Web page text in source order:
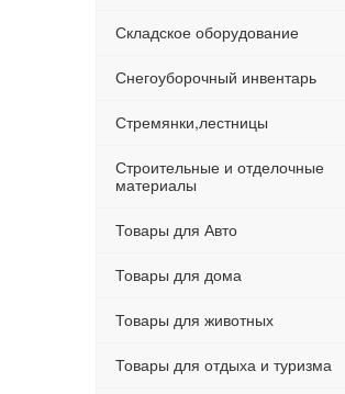
Складское оборудование
Снегоуборочный инвентарь
Стремянки,лестницы
Строительные и отделочные
материалы
Товары для Авто
Товары для дома
Товары для животных
Товары для отдыха и туризма